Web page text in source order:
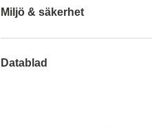
Miljö & säkerhet
Datablad